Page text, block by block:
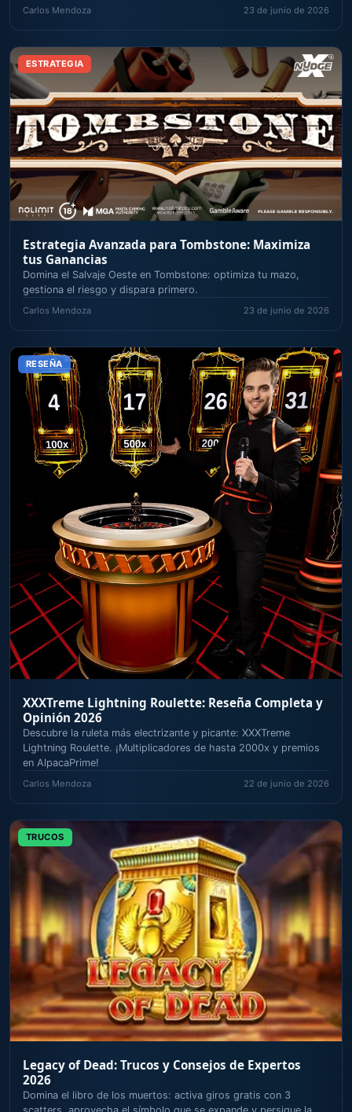
Carlos Mendoza 23 de junio de 2026
ESTRATEGIA
Estrategia Avanzada para Tombstone: Maximiza
tus Ganancias
Domina el Salvaje Oeste en Tombstone: optimiza tu mazo,
gestiona el riesgo y dispara primero.
Carlos Mendoza 23 de junio de 2026
RESEÑA
XXXTreme Lightning Roulette: Reseña Completa y
Opinión 2026
Descubre la ruleta más electrizante y picante: XXXTreme
Lightning Roulette. ¡Multiplicadores de hasta 2000x y premios
en AlpacaPrime!
Carlos Mendoza 22 de junio de 2026
TRUCOS
Legacy of Dead: Trucos y Consejos de Expertos
2026
Domina el libro de los muertos: activa giros gratis con 3